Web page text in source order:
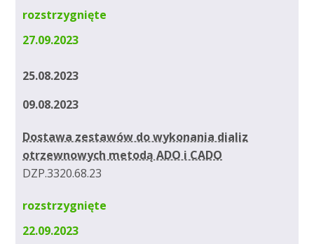
rozstrzygnięte
27.09.2023
25.08.2023
09.08.2023
Dostawa zestawów do wykonania dializ
otrzewnowych metodą ADO i CADO
DZP.3320.68.23
rozstrzygnięte
22.09.2023